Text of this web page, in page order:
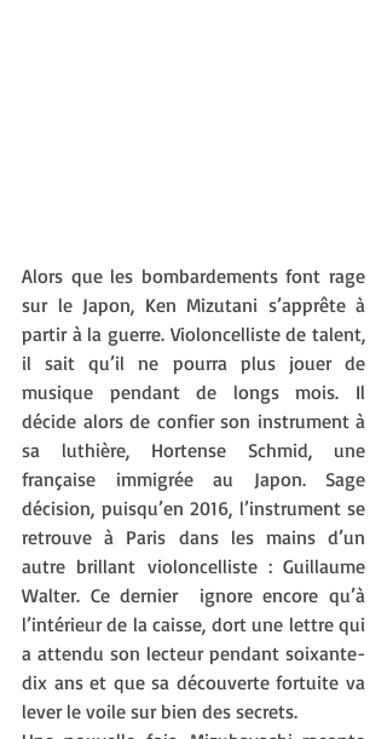
Alors que les bombardements font rage
sur le Japon, Ken Mizutani s’apprête à
partir à la guerre. Violoncelliste de talent,
il sait qu’il ne pourra plus jouer de
musique pendant de longs mois. Il
décide alors de confier son instrument à
sa luthière, Hortense Schmid, une
française immigrée au Japon. Sage
décision, puisqu’en 2016, l’instrument se
retrouve à Paris dans les mains d’un
autre brillant violoncelliste : Guillaume
Walter. Ce dernier  ignore encore qu’à
l’intérieur de la caisse, dort une lettre qui
a attendu son lecteur pendant soixante-
dix ans et que sa découverte fortuite va
lever le voile sur bien des secrets.